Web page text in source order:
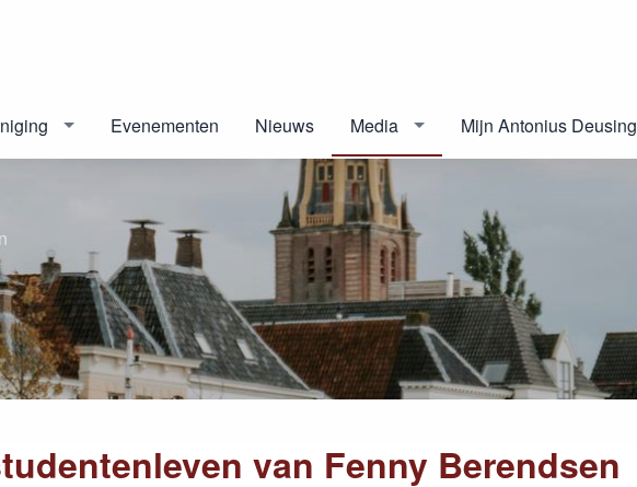
Evenementen Nieuws Media Mijn Antonius Deusing
van Fenny Berendsen